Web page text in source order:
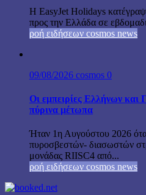
Η EasyJet Holidays
προς την Ελλάδα σε
ροή ειδήσεων cosmos news
09/08/2026 cosmos 0
Οι εμπειρίες Ελλήνων
πύρινα μέτωπα
Ήταν 1η Αυγούστου 2026
πυροσβεστών- διασωστών
μονάδας RIISC4 από...
ροή ειδήσεων cosmos news